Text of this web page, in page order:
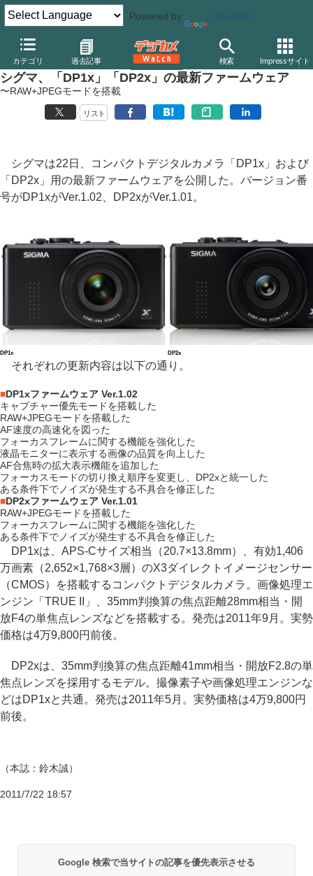
Powered by Translate
カテゴリ 過去記事 検索 Impressサイト
デジカメ Watch カメラ レンズ一体型（コンパクト）カメラ シ
シグマ、「DP1x」「DP2x」の最新ファームウェア
〜RAW+JPEGモードを搭載
リスト
シグマは22日、コンパクトデジタルカメラ「DP1x」および
「DP2x」用の最新ファームウェアを公開した。バージョン番
号がDP1xがVer.1.02、DP2xがVer.1.01。
DP1x DP2x
それぞれの更新内容は以下の通り。
■DP1xファームウェア Ver.1.02
キャプチャー優先モードを搭載した
RAW+JPEGモードを搭載した
AF速度の高速化を図った
フォーカスフレームに関する機能を強化した
液晶モニターに表示する画像の品質を向上した
AF合焦時の拡大表示機能を追加した
フォーカスモードの切り換え順序を変更し、DP2xと統一した
ある条件下でノイズが発生する不具合を修正した
■DP2xファームウェア Ver.1.01
RAW+JPEGモードを搭載した
フォーカスフレームに関する機能を強化した
ある条件下でノイズが発生する不具合を修正した
DP1xは、APS-Cサイズ相当（20.7×13.8mm）、有効1,406
万画素（2,652×1,768×3層）のX3ダイレクトイメージセンサー
（CMOS）を搭載するコンパクトデジタルカメラ。画像処理エ
ンジン「TRUE II」、35mm判換算の焦点距離28mm相当・開
放F4の単焦点レンズなどを搭載する。発売は2011年9月。実勢
価格は4万9,800円前後。
DP2xは、35mm判換算の焦点距離41mm相当・開放F2.8の単
焦点レンズを採用するモデル。撮像素子や画像処理エンジンな
どはDP1xと共通。発売は2011年5月。実勢価格は4万9,800円
前後。
（本誌：鈴木誠）
2011/7/22 18:57
Google 検索で当サイトの記事を優先表示させる